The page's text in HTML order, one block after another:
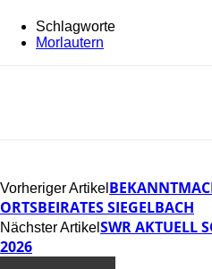
Schlagworte
Morlautern
Vorheriger Artikel
ORTSBEIRATES SIEGELBACH
Nächster Artikel SWR AKTUELL
2026